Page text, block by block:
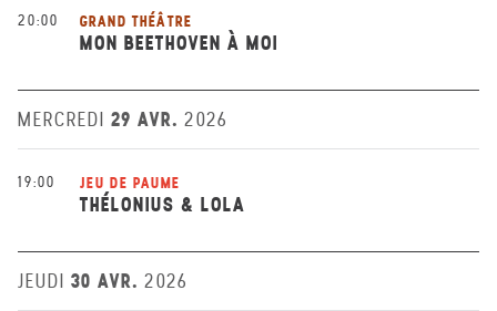
20:00 GRAND THÉÂTRE
MON BEETHOVEN À MOI
MERCREDI 29 AVR. 2026
19:00 JEU DE PAUME
THÉLONIUS & LOLA
JEUDI 30 AVR. 2026